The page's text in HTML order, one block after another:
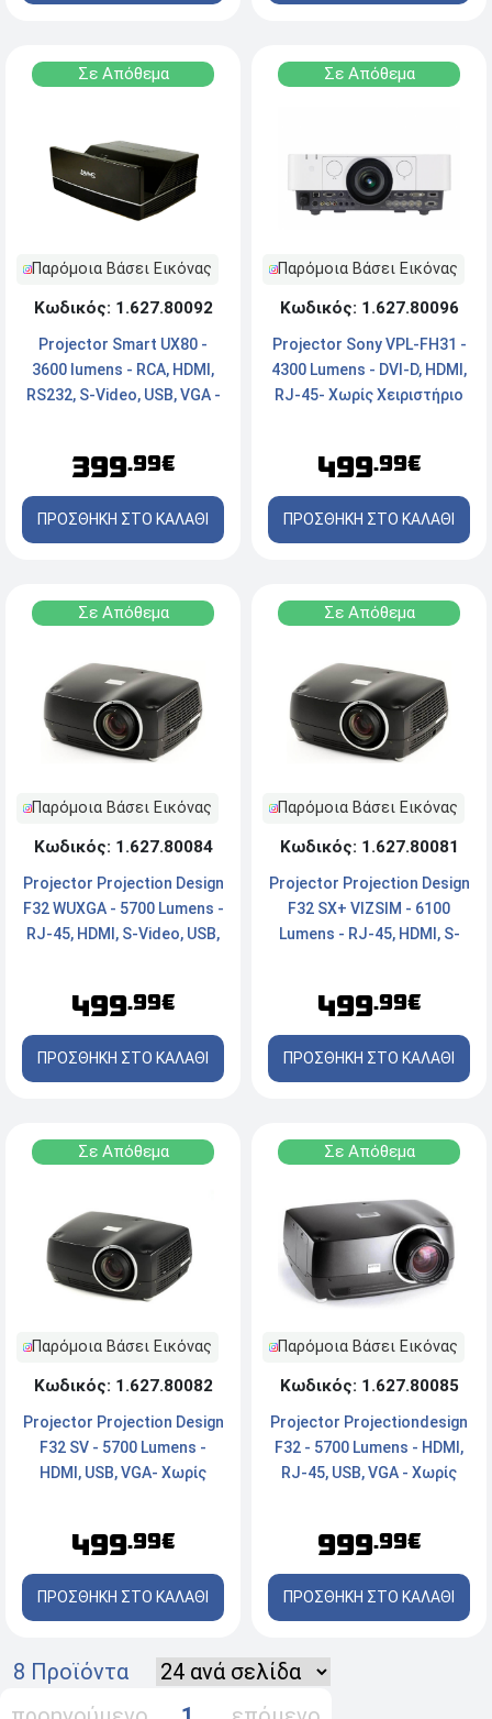
Σε Απόθεμα
Παρόμοια Βάσει Εικόνας
Κωδικός: 1.627.80092
Projector Smart UX80 -
3600 lumens - RCA, HDMI,
RS232, S-Video, USB, VGA -
399.99€
ΠΡΟΣΘΗΚΗ ΣΤΟ ΚΑΛΑΘΙ
Σε Απόθεμα
Παρόμοια Βάσει Εικόνας
Κωδικός: 1.627.80096
Projector Sony VPL-FH31 -
4300 Lumens - DVI-D, HDMI,
RJ-45- Χωρίς Χειριστήριο
499.99€
ΠΡΟΣΘΗΚΗ ΣΤΟ ΚΑΛΑΘΙ
Σε Απόθεμα
Παρόμοια Βάσει Εικόνας
Κωδικός: 1.627.80084
Projector Projection Design
F32 WUXGA - 5700 Lumens -
RJ-45, HDMI, S-Video, USB,
Παρελκόμενα.
499.99€
ΠΡΟΣΘΗΚΗ ΣΤΟ ΚΑΛΑΘΙ
Σε Απόθεμα
Παρόμοια Βάσει Εικόνας
Κωδικός: 1.627.80081
Projector Projection Design
F32 SX+ VIZSIM - 6100
Lumens - RJ-45, HDMI, S-
Παρελκόμενα.
499.99€
ΠΡΟΣΘΗΚΗ ΣΤΟ ΚΑΛΑΘΙ
Σε Απόθεμα
Παρόμοια Βάσει Εικόνας
Κωδικός: 1.627.80082
Projector Projection Design
F32 SV - 5700 Lumens -
HDMI, USB, VGA- Χωρίς
499.99€
ΠΡΟΣΘΗΚΗ ΣΤΟ ΚΑΛΑΘΙ
Σε Απόθεμα
Παρόμοια Βάσει Εικόνας
Κωδικός: 1.627.80085
Projector Projectiondesign
F32 - 5700 Lumens - HDMI,
RJ-45, USB, VGA - Χωρίς
999.99€
ΠΡΟΣΘΗΚΗ ΣΤΟ ΚΑΛΑΘΙ
8 Προϊόντα